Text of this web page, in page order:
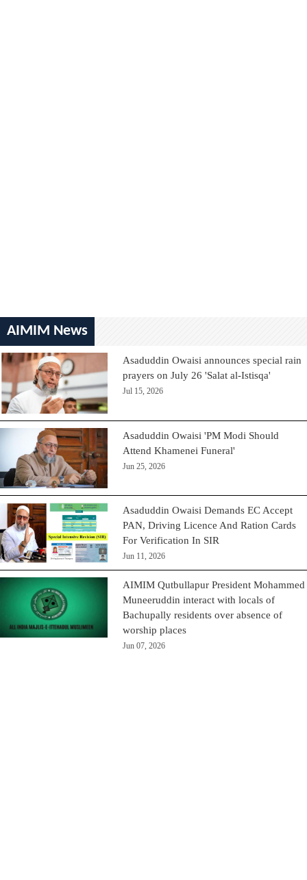
AIMIM News
Asaduddin Owaisi announces special rain
prayers on July 26 'Salat al-Istisqa'
Jul 15, 2026
Asaduddin Owaisi 'PM Modi Should
Attend Khamenei Funeral'
Jun 25, 2026
Asaduddin Owaisi Demands EC Accept
PAN, Driving Licence And Ration Cards
For Verification In SIR
Jun 11, 2026
AIMIM Qutbullapur President Mohammed
Muneeruddin interact with locals of
Bachupally residents over absence of
worship places
Jun 07, 2026